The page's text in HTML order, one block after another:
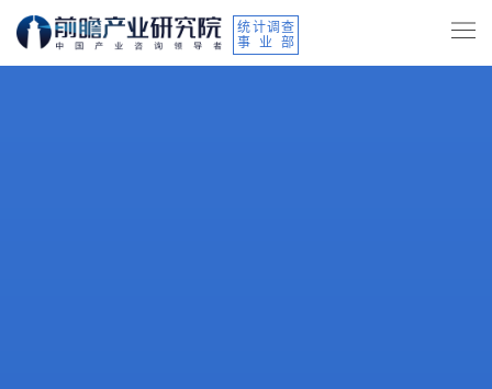
统计调查
事业部